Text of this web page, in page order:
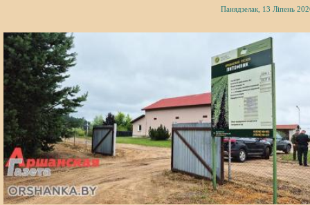
Панядзелак, 13 Ліпень